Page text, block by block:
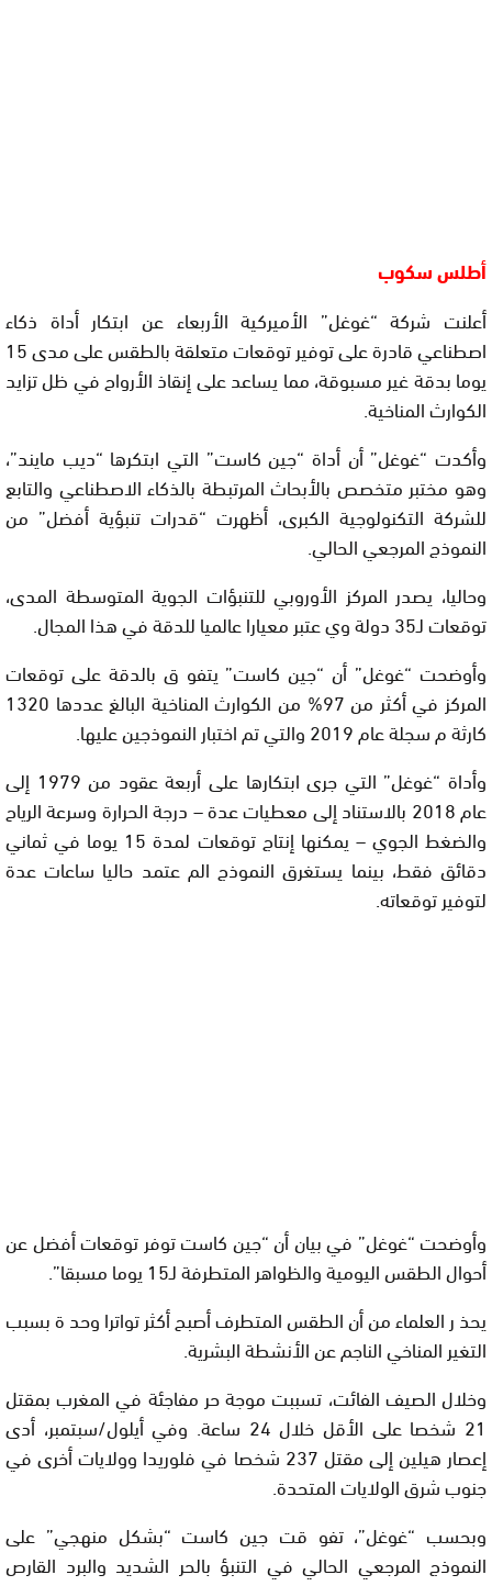
أطلس سكوب
أعلنت شركة “غوغل” الأميركية الأربعاء عن ابتكار أداة ذكاء
اصطناعي قادرة على توفير توقعات متعلقة بالطقس على مدى 15
يوما بدقة غير مسبوقة، مما يساعد على إنقاذ الأرواح في ظل تزايد
الكوارث المناخية.
وأكدت “غوغل” أن أداة “جين كاست” التي ابتكرها “ديب مايند”،
وهو مختبر متخصص بالأبحاث المرتبطة بالذكاء الاصطناعي والتابع
للشركة التكنولوجية الكبرى، أظهرت “قدرات تنبؤية أفضل” من
النموذج المرجعي الحالي.
وحاليا، يصدر المركز الأوروبي للتنبؤات الجوية المتوسطة المدى،
توقعات لـ35 دولة وي عتبر معيارا عالميا للدقة في هذا المجال.
وأوضحت “غوغل” أن “جين كاست” يتفو ق بالدقة على توقعات
المركز في أكثر من 97% من الكوارث المناخية البالغ عددها 1320
كارثة م سجلة عام 2019 والتي تم اختبار النموذجين عليها.
وأداة “غوغل” التي جرى ابتكارها على أربعة عقود من 1979 إلى
عام 2018 بالاستناد إلى معطيات عدة – درجة الحرارة وسرعة الرياح
والضغط الجوي – يمكنها إنتاج توقعات لمدة 15 يوما في ثماني
دقائق فقط، بينما يستغرق النموذج الم عتمد حاليا ساعات عدة
لتوفير توقعاته.
وأوضحت “غوغل” في بيان أن “جين كاست توفر توقعات أفضل عن
أحوال الطقس اليومية والظواهر المتطرفة لـ15 يوما مسبقا”.
يحذ ر العلماء من أن الطقس المتطرف أصبح أكثر تواترا وحد ة بسبب
التغير المناخي الناجم عن الأنشطة البشرية.
وخلال الصيف الفائت، تسببت موجة حر مفاجئة في المغرب بمقتل
21 شخصا على الأقل خلال 24 ساعة. وفي أيلول/سبتمبر، أدى
إعصار هيلين إلى مقتل 237 شخصا في فلوريدا وولايات أخرى في
جنوب شرق الولايات المتحدة.
وبحسب “غوغل”، تفو قت جين كاست “بشكل منهجي” على
النموذج المرجعي الحالي في التنبؤ بالحر الشديد والبرد القارص